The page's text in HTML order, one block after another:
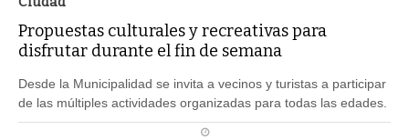
Propuestas culturales y recreativas para
disfrutar durante el fin de semana
Desde la Municipalidad se invita a vecinos y turistas a participar
de las múltiples actividades organizadas para todas las edades.